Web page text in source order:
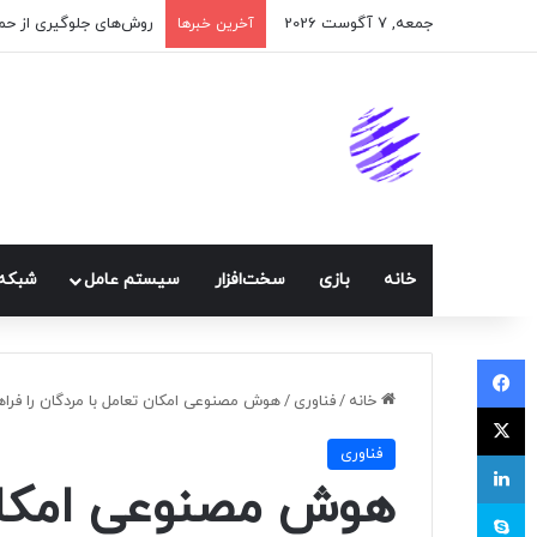
جمعه, 7 آگوست 2026 آخرین خبرها اپلیکیشن پیام‌رسان
خانه بازی سخت‌افزار سيستم عامل
خانه /فناوری /هوش مصنوعی امکان تعامل با مردگان را
فناوری
هوش مصنوعی
فیسبوک